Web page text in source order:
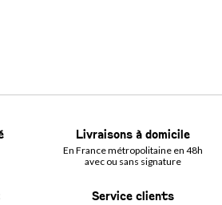
Livraisons à domicile
En France métropolitaine en 48h
avec ou sans signature
Service clients